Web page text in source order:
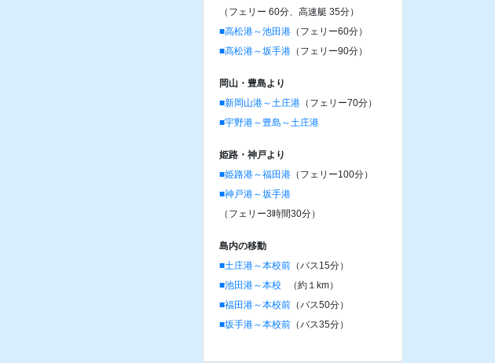
（フェリー 60分、高速艇 35分）
■高松港～池田港 （フェリー60分）
■高松港～坂手港 （フェリー90分）
岡山・豊島より
■新岡山港～土庄港 （フェリー70分）
■宇野港～豊島～土庄港
姫路・神戸より
■姫路港～福田港 （フェリー100分）
■神戸港～坂手港
（フェリー3時間30分）
島内の移動
■土庄港～本校前 （バス15分）
■池田港～本校
（約１km）
■福田港～本校前 （バス50分）
■坂手港～本校前 （バス35分）